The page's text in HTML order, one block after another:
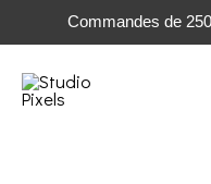
Commandes de